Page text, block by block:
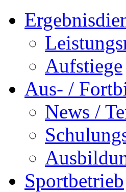
Aufstiege
Aus- /
News /
Sportbetrieb